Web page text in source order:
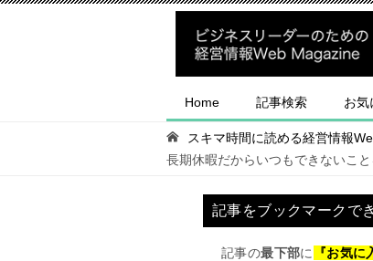
Home 記事検索 お気
スキマ時間に読める経営情報
長期休暇だからいつもできないこ
記事をブックマークで
記事の最下部に 『お気